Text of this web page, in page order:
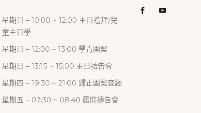
星期日 – 10:00 ~ 12:00 主日禮拜/兒
童主日學
星期日 – 12:00 ~ 13:00 學青團契
星期日 – 13:15 ~ 15:00 主日禱告會
星期四 – 19:30 ~ 21:00 歸正團契查經
星期五 – 07:30 ~ 08:40 晨間禱告會